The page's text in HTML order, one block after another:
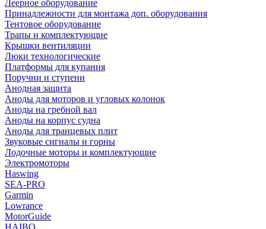
Леерное оборудование
Принадлежности для монтажа доп. оборудования
Тентовое оборудование
Трапы и комплектующие
Крышки вентиляции
Люки технологические
Платформы для купания
Поручни и ступени
Анодная защита
Аноды для моторов и угловых колонок
Аноды на гребной вал
Аноды на корпус судна
Аноды для транцевых плит
Звуковые сигналы и горны
Лодочные моторы и комплектующие
Электромоторы
Haswing
SEA-PRO
Garmin
Lowrance
MotorGuide
HAIBO